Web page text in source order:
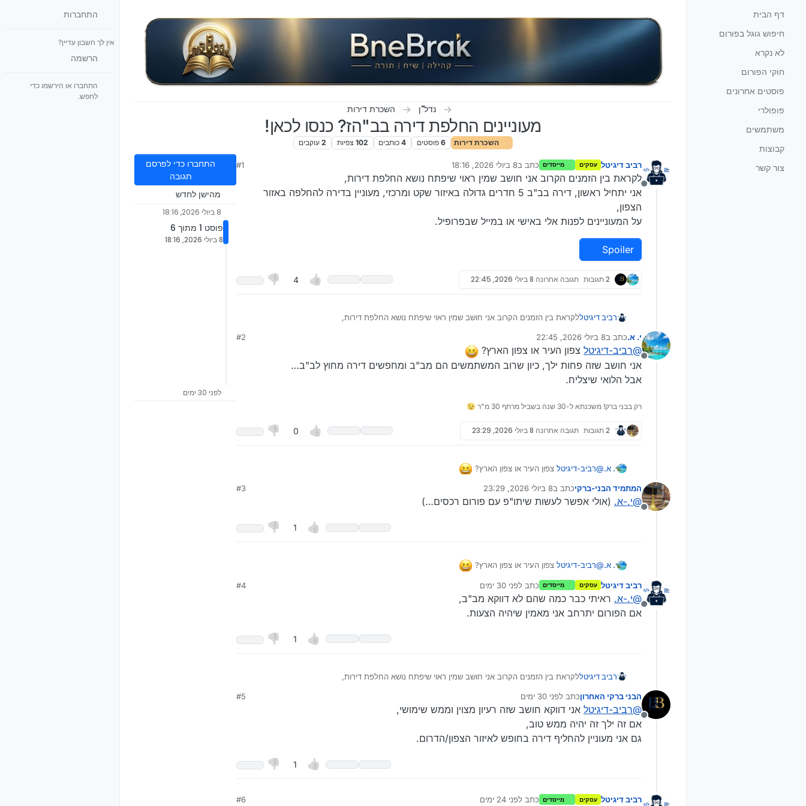
דף הבית
חיפוש גוגל בפורום
לא נקרא
חוקי הפורום
פוסטים אחרונים
פופולרי
משתמשים
קבוצות
צור קשר
נדל"ן השכרת דירות
מעוניינים החלפת דירה בב"הז? כנסו לכאן!
השכרת דירות 6 פוסטים 4 כותבים 102 צפיות 2 עוקבים
מנותק
רביב דיגיטל עסקים מייסדים כתב ב8 ביולי 2026, 18:16
נערך לאחרונה על ידי
#1
לקראת בין הזמנים הקרוב אני חושב שמין ראוי שיפתח נושא החלפת דירות,
אני יתחיל ראשון, דירה בב"ב 5 חדרים גדולה באיזור שקט ומרכזי, מעוניין בדירה להחלפה באזור
הצפון,
על המעוניינים לפנות אלי באישי או במייל שבפרופיל.
Spoiler
2 תגובות תגובה אחרונה 8 ביולי 2026, 22:45 4
רביב דיגיטללקראת בין הזמנים הקרוב אני חושב שמין ראוי שיפתח נושא החלפת דירות,
על המעוניינים לפנות אלי באישי או במייל שבפרופיל.
Spoiler
מנותק
י. א.כתב ב8 ביולי 2026, 22:45
נערך לאחרונה על ידי
#2
@רביב-דיגיטל צפון העיר או צפון הארץ?
אני חושב שזה פחות ילך, כיון שרוב המשתמשים הם מב"ב ומחפשים דירה מחוץ לב"ב…
אבל הלואי שיצליח.
רק בבני ברק! משכנתא ל-30 שנה בשביל מרתף 30 מ"ר 😉
2 תגובות תגובה אחרונה 8 ביולי 2026, 23:29 0
י. א.@רביב-דיגיטל צפון העיר או צפון הארץ?
אבל הלואי שיצליח.
מנותק
המתמיד הבני-ברקיכתב ב8 ביולי 2026, 23:29
נערך לאחרונה על ידי
#3
@י.-א. (אולי אפשר לעשות שיתו"פ עם פורום רכסים…)
1
י. א.@רביב-דיגיטל צפון העיר או צפון הארץ?
אבל הלואי שיצליח.
מנותק
רביב דיגיטל עסקים מייסדים כתבלפני 30 ימים
נערך לאחרונה על ידי רביב דיגיטל
#4
@י.-א. ראיתי כבר כמה שהם לא דווקא מב"ב,
אם הפורום יתרחב אני מאמין שיהיה הצעות.
1
רביב דיגיטללקראת בין הזמנים הקרוב אני חושב שמין ראוי שיפתח נושא החלפת דירות,
על המעוניינים לפנות אלי באישי או במייל שבפרופיל.
Spoiler
מנותק
הבני ברקי האחרוןכתב לפני 30 ימים
נערך לאחרונה על ידי
#5
@רביב-דיגיטל אני דווקא חושב שזה רעיון מצוין וממש שימושי,
אם זה ילך זה יהיה ממש טוב,
גם אני מעוניין להחליף דירה בחופש לאיזור הצפון/הדרום.
1
רביב דיגיטל עסקים מייסדים כתבלפני 24 ימים #6
התחברו כדי לפרסם
תגובה
מהישן לחדש
8 ביולי 2026, 18:16
פוסט 1 מתוך 6
8 ביולי 2026, 18:16
לפני 30 ימים
התחברות
אין לך חשבון עדיין?
הרשמה
התחברו או הירשמו כדי
לחפש.